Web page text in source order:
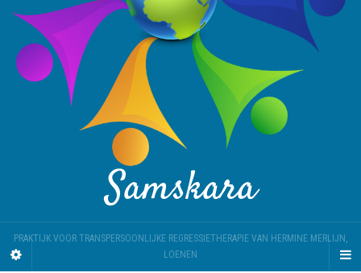
Samskara
PRAKTIJK VOOR TRANSPERSOONLIJKE REGRESSIETHERAPIE VAN HERMINE MERLIJN,
LOENEN